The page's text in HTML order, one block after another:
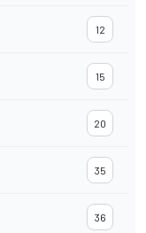
12
15
20
35
36